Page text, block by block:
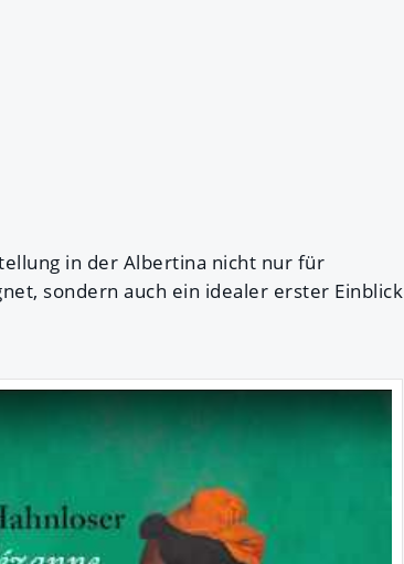
in der Albertina nicht nur für
sondern auch ein idealer erster Einblick